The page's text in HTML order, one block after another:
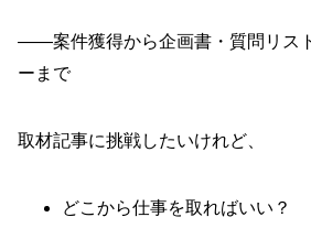
――案件獲得から企画書・質問リス
ーまで
取材記事に挑戦したいけれど、
どこから仕事を取ればいい？